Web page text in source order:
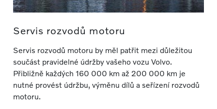
Servis rozvodů motoru
Servis rozvodů motoru by měl patřit mezi důležitou
součást pravidelné údržby vašeho vozu Volvo.
Přibližně každých 160 000 km až 200 000 km je
nutné provést údržbu, výměnu dílů a seřízení rozvodů
motoru.